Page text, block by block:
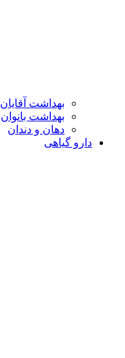
بهداشت آقایان
بهداشت بانوان
دهان و دندان
دارو گیاهی